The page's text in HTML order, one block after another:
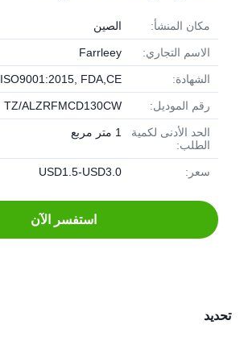
مكان المنشأ: الصين
الاسم التجاري: Farrleey
الشهادة: ISO9001:2015, FDA,CE
رقم الموديل: TZ/ALZRFMCD130CW
الحد الأدنى لكمية
الطلب:
1 متر مربع
سعر: USD1.5-USD3.0
استفسر الآن
تحديد